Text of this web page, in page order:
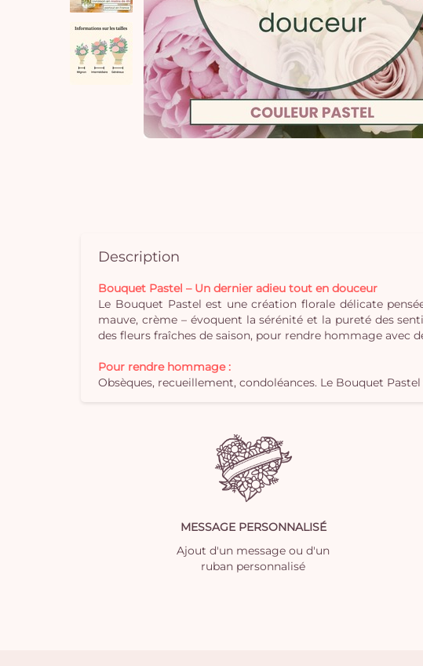
Description
Bouquet Pastel – Un dernier adieu tout en douceur
Le Bouquet Pastel est une création florale délicate
mauve, crème – évoquent la sérénité et la pureté des
des fleurs fraîches de saison, pour rendre hommage avec
Pour rendre hommage :
Obsèques, recueillement, condoléances. Le Bouquet
MESSAGE PERSONNALISÉ
Ajout d'un message ou d'un
ruban personnalisé